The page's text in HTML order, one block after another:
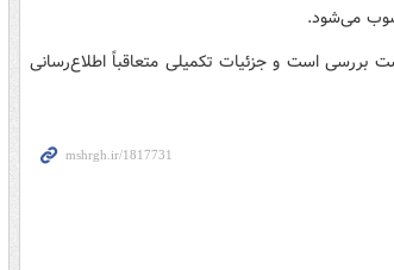
می‌شود.
بررسی است و جزئیات تکمیلی متعاقباً اطلاع‌رسانی